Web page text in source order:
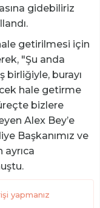
gidebiliriz
getirilmesi için
"Şu anda
birliğiyle, burayı
hale getirme
bizlere
Alex Bey’e
Başkanımız ve
ayrıca
yapmanız